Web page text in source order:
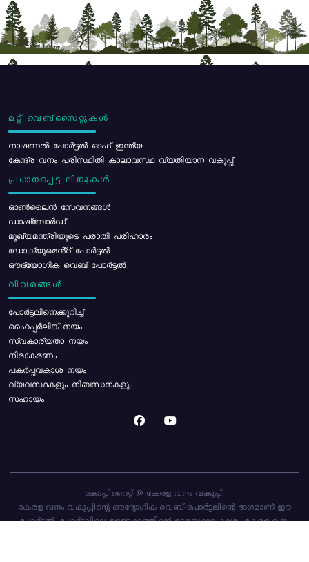
മറ്റ് വെബ്സൈറ്റുകൾ
നാഷണൽ പോർട്ടൽ ഓഫ് ഇന്ത്യ
കേന്ദ്ര വനം പരിസ്ഥിതി കാലാവസ്ഥ വ്യതിയാന വകുപ്പ്
പ്രധാനപ്പെട്ട ലിങ്കുകൾ
ഓൺലൈൻ സേവനങ്ങൾ
ഡാഷ്ബോർഡ്
മുഖ്യമന്ത്രിയുടെ പരാതി പരിഹാരം
ഡോക്യുമെൻ്റ് പോർട്ടൽ
ഔദ്യോഗിക വെബ് പോർട്ടൽ
വിവരങ്ങൾ
പോര്‍ട്ടലിനെക്കുറിച്ച്
ഹൈപ്പർലിങ്ക് നയം
സ്വകാര്യതാ നയം
നിരാകരണം
പകർപ്പവകാശ നയം
വ്യവസ്ഥകളും നിബന്ധനകളും
സഹായം
കോപ്പിറൈറ്റ് @ കേരള വനം വകുപ്പ്.
കേരള വനം വകുപ്പിന്റെ ഔദ്യോഗിക വെബ്-പോർട്ടലിന്റെ ഭാഗമാണ് ഈ
പോർട്ടൽ. പോർട്ടലിലെ ഉള്ളടക്കത്തിന്റെ ഉടമസ്ഥാവകാശം കേരള വനം